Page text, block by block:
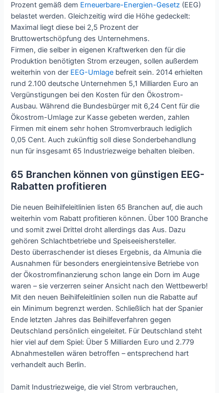
Prozent gemäß dem Erneuerbare-Energien-Gesetz (EEG)
belastet werden. Gleichzeitig wird die Höhe gedeckelt:
Maximal liegt diese bei 2,5 Prozent der
Bruttowertschöpfung des Unternehmens.
Firmen, die selber in eigenen Kraftwerken den für die
Produktion benötigten Strom erzeugen, sollen außerdem
weiterhin von der EEG-Umlage befreit sein. 2014 erhielten
rund 2.100 deutsche Unternehmen 5,1 Milliarden Euro an
Vergünstigungen bei den Kosten für den Ökostrom-
Ausbau. Während die Bundesbürger mit 6,24 Cent für die
Ökostrom-Umlage zur Kasse gebeten werden, zahlen
Firmen mit einem sehr hohen Stromverbrauch lediglich
0,05 Cent. Auch zukünftig soll diese Sonderbehandlung
nun für insgesamt 65 Industriezweige behalten bleiben.
65 Branchen können von günstigen EEG-
Rabatten profitieren
Die neuen Beihilfeleitlinien listen 65 Branchen auf, die auch
weiterhin vom Rabatt profitieren können. Über 100 Branche
und somit zwei Drittel droht allerdings das Aus. Dazu
gehören Schlachtbetriebe und Speiseeishersteller.
Desto überraschender ist dieses Ergebnis, da Almunia die
Ausnahmen für besonders energieintensive Betriebe von
der Ökostromfinanzierung schon lange ein Dorn im Auge
waren – sie verzerren seiner Ansicht nach den Wettbewerb!
Mit den neuen Beihilfeleitlinien sollen nun die Rabatte auf
ein Minimum begrenzt werden. Schließlich hat der Spanier
Ende letzten Jahres das Beihilfeverfahren gegen
Deutschland persönlich eingeleitet. Für Deutschland steht
hier viel auf dem Spiel: Über 5 Milliarden Euro und 2.779
Abnahmestellen wären betroffen – entsprechend hart
verhandelt auch Berlin.
Damit Industriezweige, die viel Strom verbrauchen,